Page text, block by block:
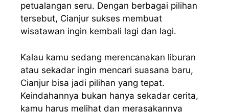
petualangan seru. Dengan berbagai pilihan
tersebut, Cianjur sukses membuat
wisatawan ingin kembali lagi dan lagi.
Kalau kamu sedang merencanakan liburan
atau sekadar ingin mencari suasana baru,
Cianjur bisa jadi pilihan yang tepat.
Keindahannya bukan hanya sekadar cerita,
kamu harus melihat dan merasakannya